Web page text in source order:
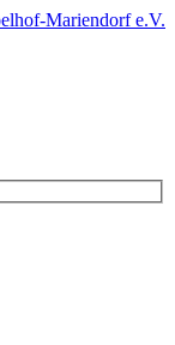
Mariendorf e.V.